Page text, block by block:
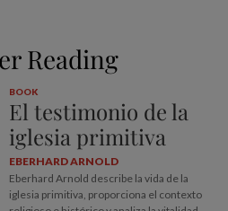
Reading
BOOK
El testimonio de la
iglesia primitiva
EBERHARD ARNOLD
Eberhard Arnold describe la vida de la
iglesia primitiva, proporciona el contexto